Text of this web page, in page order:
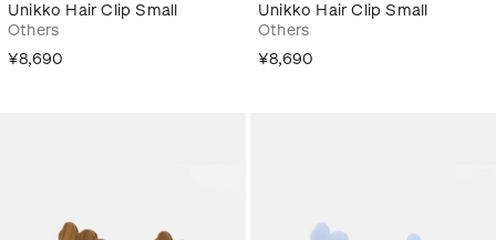
Unikko Hair Clip Small
Others
¥8,690
Unikko Hair Clip Small
Others
¥8,690